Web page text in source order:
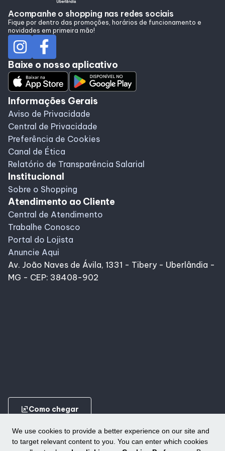
We use cookies to provide a better experience on our site and
to target relevant content to you. You can enter which cookies
Programa de benefícios
Acompanhe o shopping nas redes sociais
Fique por dentro das promoções, horários de funcionamento e
novidades em primeira mão!
Baixe o nosso aplicativo
Informações Gerais
Aviso de Privacidade
Central de Privacidade
Preferência de Cookies
Canal de Ética
Relatório de Transparência Salarial
Institucional
Sobre o Shopping
Atendimento ao Cliente
Central de Atendimento
Trabalhe Conosco
Portal do Lojista
Anuncie Aqui
Av. João Naves de Ávila, 1331 - Tibery - Uberlândia -
MG - CEP: 38408-902
ungroupComo chegar